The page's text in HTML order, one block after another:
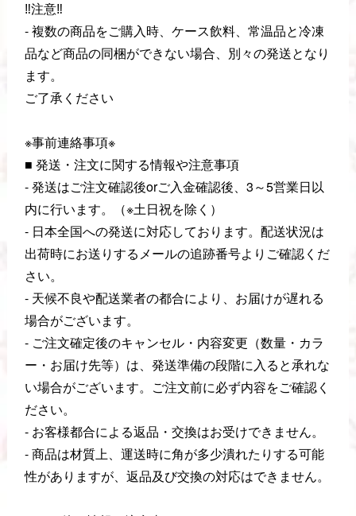
‼️注意‼️
- 複数の商品をご購入時、ケース飲料、常温品と冷凍
品など商品の同梱ができない場合、別々の発送となり
ます。
ご了承ください
※事前連絡事項※
■ 発送・注文に関する情報や注意事項
- 発送はご注文確認後orご入金確認後、3～5営業日以
内に行います。（※土日祝を除く）
- 日本全国への発送に対応しております。配送状況は
出荷時にお送りするメールの追跡番号よりご確認くだ
さい。
- 天候不良や配送業者の都合により、お届けが遅れる
場合がございます。
- ご注文確定後のキャンセル・内容変更（数量・カラ
ー・お届け先等）は、発送準備の段階に入ると承れな
い場合がございます。ご注文前に必ず内容をご確認く
ださい。
- お客様都合による返品・交換はお受けできません。
- 商品は材質上、運送時に角が多少潰れたりする可能
性がありますが、返品及び交換の対応はできません。